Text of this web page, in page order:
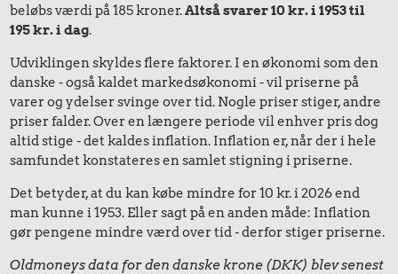
beløbs værdi på 185 kroner.Altså svarer 10 kr. i 1953 til
195 kr. i dag.
Udviklingen skyldes flere faktorer. I en økonomi som den
danske - også kaldet markedsøkonomi - vil priserne på
varer og ydelser svinge over tid. Nogle priser stiger, andre
priser falder. Over en længere periode vil enhver pris dog
altid stige - det kaldes inflation. Inflation er, når der i hele
samfundet konstateres en samlet stigning i priserne.
Det betyder, at du kan købe mindre for 10 kr. i 2026 end
man kunne i 1953. Eller sagt på en anden måde: Inflation
gør pengene mindre værd over tid - derfor stiger priserne.
Oldmoneys data for den danske krone (DKK) blev senest